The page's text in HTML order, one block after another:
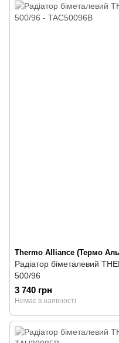
Thermo Alliance (Термо
Радіатор біметалевий
500/96
3 740 грн
Немає в наявності